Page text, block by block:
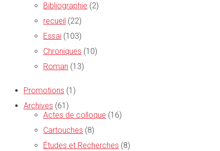
Bibliographie (2)
recueil (22)
Essai (103)
Chroniques (10)
Roman (13)
Promotions (1)
Archives (61)
Actes de colloque (16)
Cartouches (8)
Études et Recherches (8)